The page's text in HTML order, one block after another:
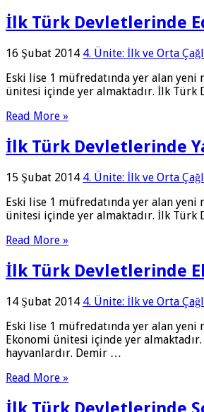
İlk Türk Devletlerinde
16 Şubat 2014 4. Ünite: İlk ve Orta
Eski lise 1 müfredatında yer alan
ünitesi içinde yer almaktadır. İlk Türk
Read More »
İlk Türk Devletlerinde
15 Şubat 2014 4. Ünite: İlk ve Orta
Eski lise 1 müfredatında yer alan
ünitesi içinde yer almaktadır. İlk Türk
Read More »
İlk Türk Devletlerinde
14 Şubat 2014 4. Ünite: İlk ve Orta
Eski lise 1 müfredatında yer alan
Ekonomi ünitesi içinde yer
hayvanlardır. Demir …
Read More »